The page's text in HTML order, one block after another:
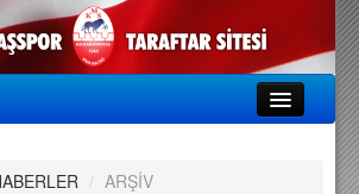
/ ARŞİV